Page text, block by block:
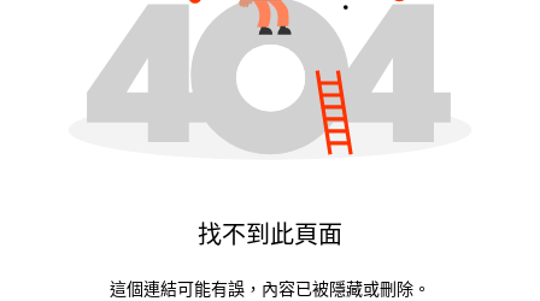
找不到此頁面
這個連結可能有誤，內容已被隱藏或刪除。